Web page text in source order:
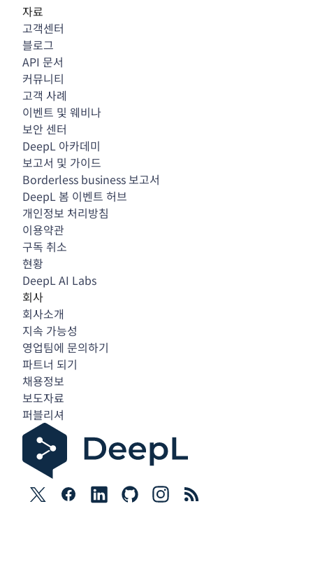
자료
고객센터
블로그
API 문서
커뮤니티
고객 사례
이벤트 및 웨비나
보안 센터
DeepL 아카데미
보고서 및 가이드
Borderless business 보고서
DeepL 봄 이벤트 허브
개인정보 처리방침
이용약관
구독 취소
현황
DeepL AI Labs
회사
회사소개
지속 가능성
영업팀에 문의하기
파트너 되기
채용정보
보도자료
퍼블리셔